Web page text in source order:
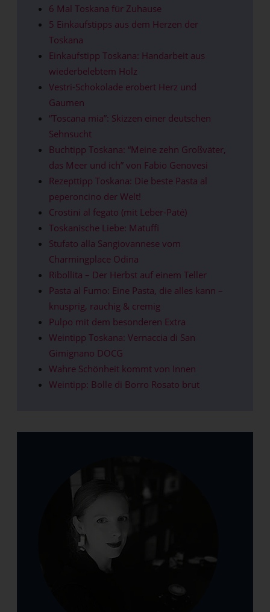
6 Mal Toskana für Zuhause
5 Einkaufstipps aus dem Herzen der
Toskana
Einkaufstipp Toskana: Handarbeit aus
wiederbelebtem Holz
Vestri-Schokolade erobert Herz und
Gaumen
“Toscana mia”: Skizzen einer deutschen
Sehnsucht
Buchtipp Toskana: “Meine zehn Großväter,
das Meer und ich” von Fabio Genovesi
Rezepttipp Toskana: Die beste Pasta al
peperoncino der Welt!
Crostini al fegato (mit Leber-Paté)
Toskanische Liebe: Matuffi
Stufato alla Sangiovannese vom
Charmingplace Odina
Ribollita – Der Herbst auf einem Teller
Pasta al Fumo: Eine Pasta, die alles kann –
knusprig, rauchig & cremig
Pulpo mit dem besonderen Extra
Weintipp Toskana: Vernaccia di San
Gimignano DOCG
Wahre Schönheit kommt von Innen
Weintipp: Bolle di Borro Rosato brut